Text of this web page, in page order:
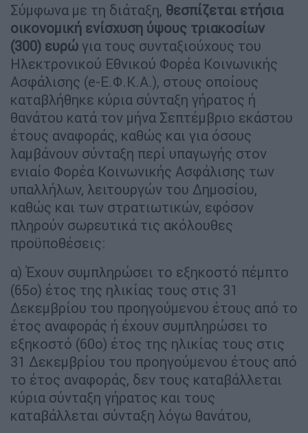
Σύμφωνα με τη διάταξη, θεσπίζεται ετήσια
οικονομική ενίσχυση ύψους τριακοσίων
(300) ευρώ για τους συνταξιούχους του
Ηλεκτρονικού Εθνικού Φορέα Κοινωνικής
Ασφάλισης (e-Ε.Φ.Κ.Α.), στους οποίους
καταβλήθηκε κύρια σύνταξη γήρατος ή
θανάτου κατά τον μήνα Σεπτέμβριο εκάστου
έτους αναφοράς, καθώς και για όσους
λαμβάνουν σύνταξη περί υπαγωγής στον
ενιαίο Φορέα Κοινωνικής Ασφάλισης των
υπαλλήλων, λειτουργών του Δημοσίου,
καθώς και των στρατιωτικών, εφόσον
πληρούν σωρευτικά τις ακόλουθες
προϋποθέσεις:
α) Έχουν συμπληρώσει το εξηκοστό πέμπτο
(65ο) έτος της ηλικίας τους στις 31
Δεκεμβρίου του προηγούμενου έτους από το
έτος αναφοράς ή έχουν συμπληρώσει το
εξηκοστό (60ο) έτος της ηλικίας τους στις
31 Δεκεμβρίου του προηγούμενου έτους από
το έτος αναφοράς, δεν τους καταβάλλεται
κύρια σύνταξη γήρατος και τους
καταβάλλεται σύνταξη λόγω θανάτου,